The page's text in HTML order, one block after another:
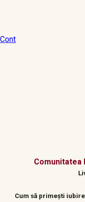
Cont
Comunitatea
Cum să primești